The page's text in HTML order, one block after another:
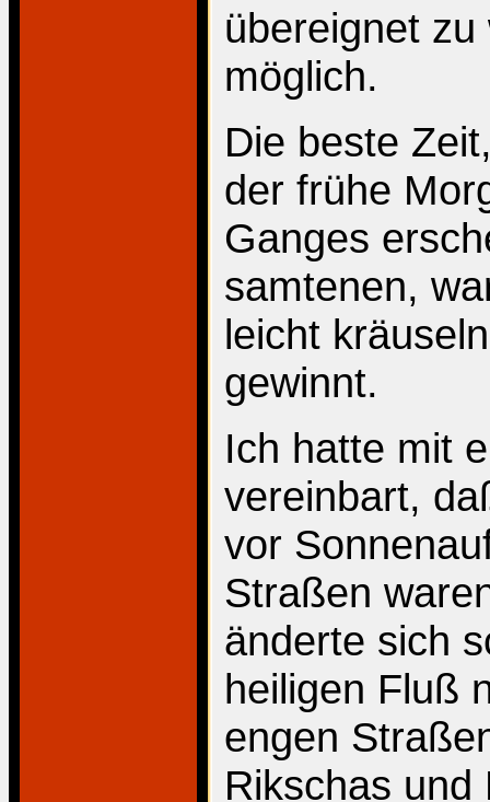
übereignet
möglich.
Die beste
der frühe
Ganges
samtenen,
leicht
gewinnt.
Ich hatte mit
vereinbart,
vor
Straßen
änderte sich
heiligen Fluß
engen
Rikschas und